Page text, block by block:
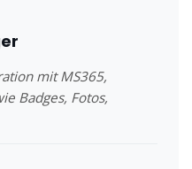
mit MS365,
Badges, Fotos,